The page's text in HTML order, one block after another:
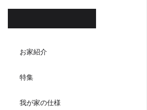
お家紹介
特集
我が家の仕様